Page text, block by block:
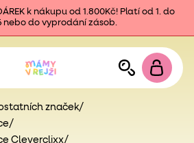
k nákupu od 1.800Kč! Platí od 1. do
nebo do vyprodání zásob.
značek/
/
Cleverclixx/